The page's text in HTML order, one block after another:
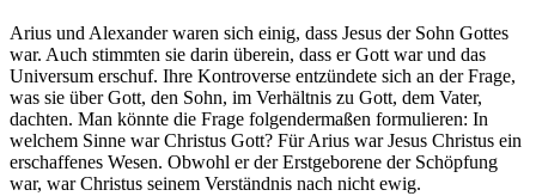
Arius und Alexander waren sich einig, dass Jesus der Sohn Gottes
war. Auch stimmten sie darin überein, dass er Gott war und das
Universum erschuf. Ihre Kontroverse entzündete sich an der Frage,
was sie über Gott, den Sohn, im Verhältnis zu Gott, dem Vater,
dachten. Man könnte die Frage folgendermaßen formulieren: In
welchem Sinne war Christus Gott? Für Arius war Jesus Christus ein
erschaffenes Wesen. Obwohl er der Erstgeborene der Schöpfung
war, war Christus seinem Verständnis nach nicht ewig.